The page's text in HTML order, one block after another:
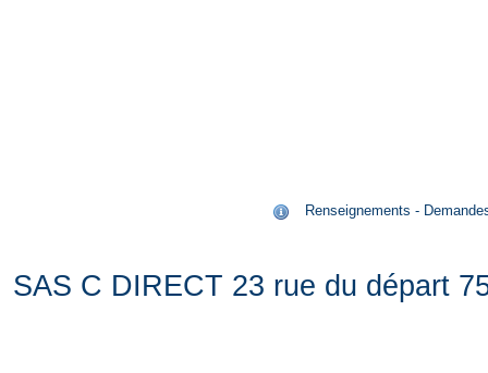
Renseignements -
SAS C DIRECT 23 rue du départ